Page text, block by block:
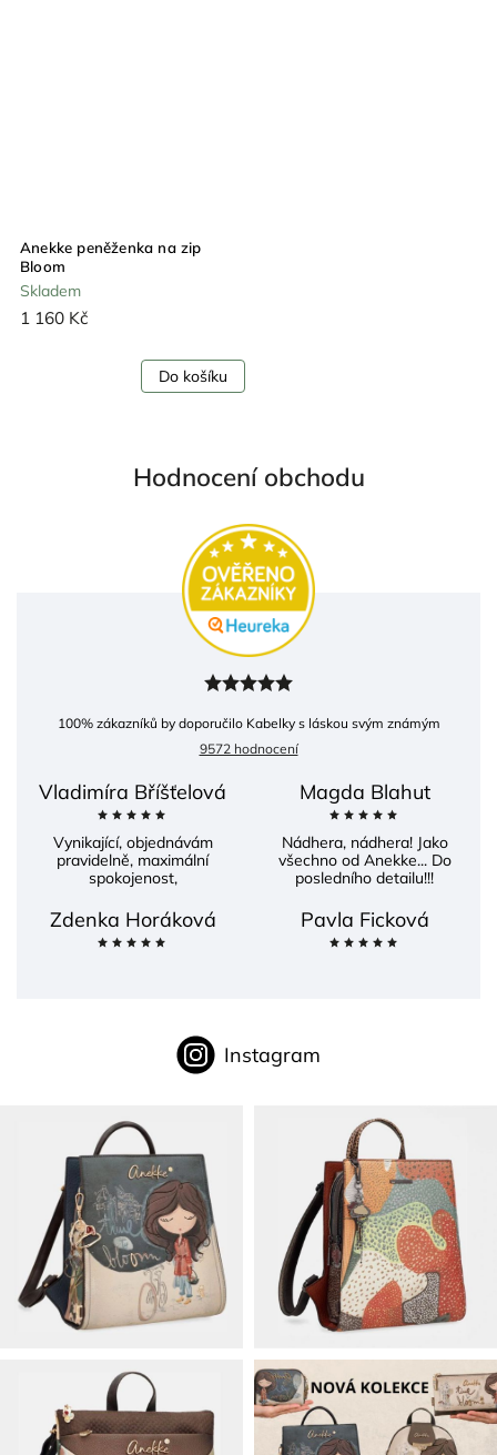
Anekke peněženka na zip
Bloom
Skladem
1 160 Kč
Do košíku
Hodnocení obchodu
100% zákazníků by doporučilo Kabelky s láskou svým známým
9572 hodnocení
Vladimíra Bříšťelová
Vynikající, objednávám
pravidelně, maximální
spokojenost,
Magda Blahut
Nádhera, nádhera! Jako
všechno od Anekke... Do
posledního detailu!!!
Zdenka Horáková Pavla Ficková
Instagram